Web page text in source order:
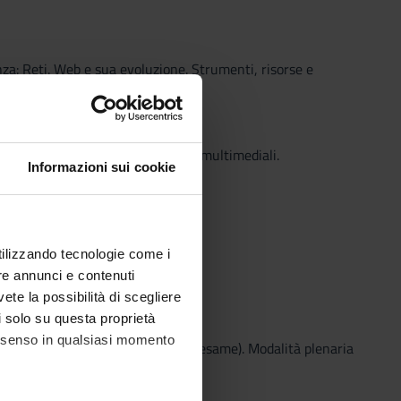
Informazioni sui cookie
tecnologie come i
annunci e contenuti
la possibilità di scegliere
su questa proprietà
in qualsiasi momento
Reti. Web e sua evoluzione. Strumenti, risorse e
dei contenuti digitali e multimediali.
digitali e multimediali.
Buone prassi.
della bibliografia per l’esame). Modalità plenaria